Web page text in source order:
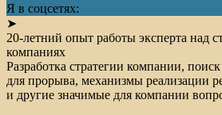
Я в соцсетях:
➤
20-летний опыт работы эксперта над
компаниях
Разработка стратегии компании,
для прорыва, механизмы реализации
и другие значимые для компании